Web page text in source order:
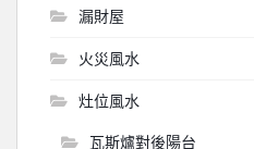
漏財屋
火災風水
灶位風水
瓦斯爐對後陽台